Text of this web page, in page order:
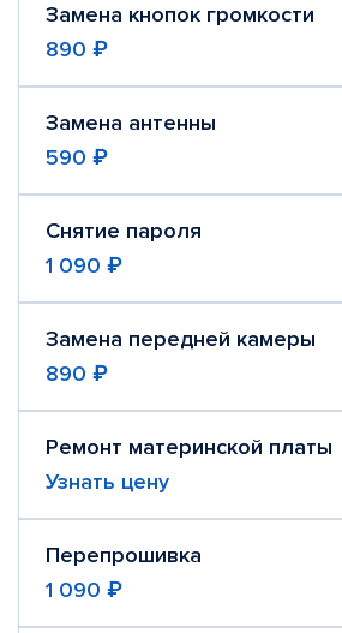
Замена кнопок громкости
890 ₽
Замена антенны
590 ₽
Снятие пароля
1 090 ₽
Замена передней камеры
890 ₽
Ремонт материнской платы
Узнать цену
Перепрошивка
1 090 ₽